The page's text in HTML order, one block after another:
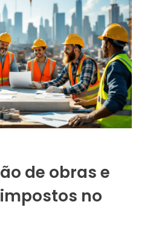
de obras e
no